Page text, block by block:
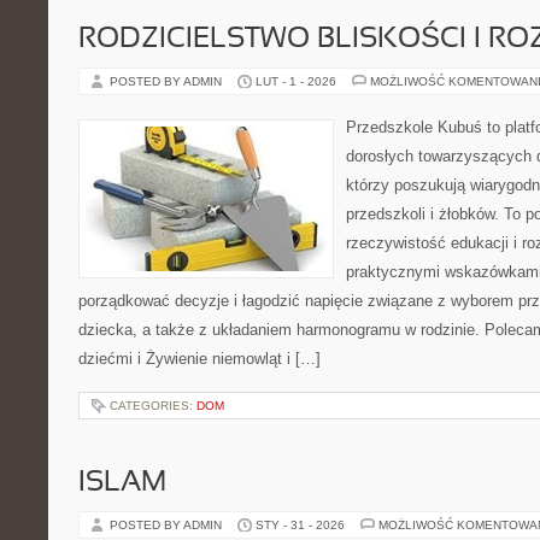
RODZICIELSTWO BLISKOŚCI I
POSTED BY ADMIN LUT - 1 - 2026 MOŻLIWOŚĆ
Przedszkole Kubuś to
dorosłych
którzy poszukują
przedszkoli i żłobków. To
rzeczywistość edukacji i
praktycznymi
porządkować decyzje i łagodzić napięcie związane z wyborem
dziecka, a także z układaniem harmonogramu w rodzinie.
dziećmi i Żywienie niemowląt i […]
CATEGORIES: DOM
ISLAM
POSTED BY ADMIN STY - 31 - 2026 MOŻLIWOŚĆ